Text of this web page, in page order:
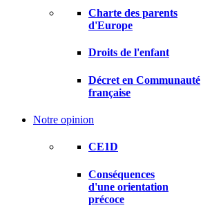
Charte des parents
d'Europe
Droits de l'enfant
Décret en Communauté
française
Notre opinion
CE1D
Conséquences
d'une orientation
précoce